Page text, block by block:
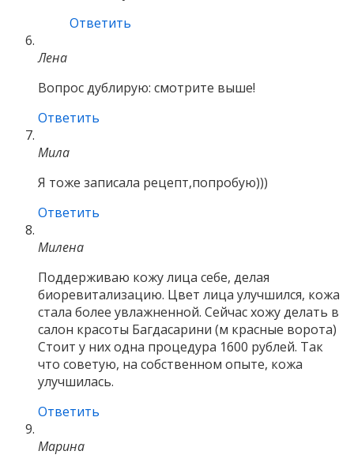
Ответить
Лена
Вопрос дублирую: смотрите выше!
Ответить
Мила
Я тоже записала рецепт,попробую)))
Ответить
Милена
Поддерживаю кожу лица себе, делая
биоревитализацию. Цвет лица улучшился, кожа
стала более увлажненной. Сейчас хожу делать в
салон красоты Багдасарини (м красные ворота)
Стоит у них одна процедура 1600 рублей. Так
что советую, на собственном опыте, кожа
улучшилась.
Ответить
Марина